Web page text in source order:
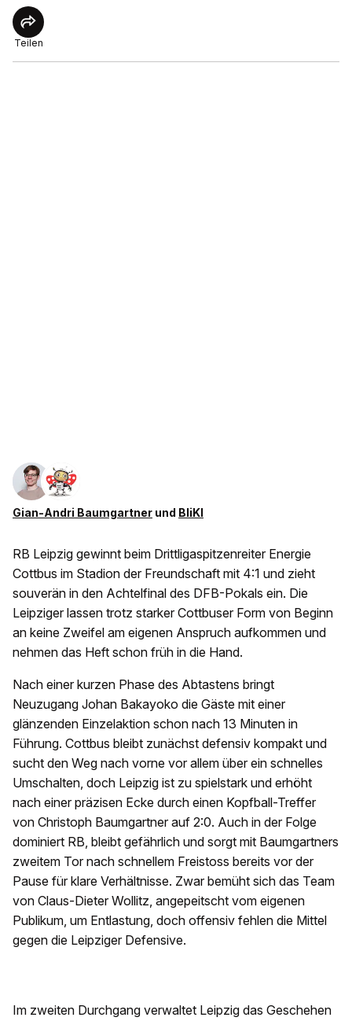
Teilen
Gian-Andri Baumgartner und BliKI
RB Leipzig gewinnt beim Drittligaspitzenreiter Energie
Cottbus im Stadion der Freundschaft mit 4:1 und zieht
souverän in den Achtelfinal des DFB-Pokals ein. Die
Leipziger lassen trotz starker Cottbuser Form von Beginn
an keine Zweifel am eigenen Anspruch aufkommen und
nehmen das Heft schon früh in die Hand.
Nach einer kurzen Phase des Abtastens bringt
Neuzugang Johan Bakayoko die Gäste mit einer
glänzenden Einzelaktion schon nach 13 Minuten in
Führung. Cottbus bleibt zunächst defensiv kompakt und
sucht den Weg nach vorne vor allem über ein schnelles
Umschalten, doch Leipzig ist zu spielstark und erhöht
nach einer präzisen Ecke durch einen Kopfball-Treffer
von Christoph Baumgartner auf 2:0. Auch in der Folge
dominiert RB, bleibt gefährlich und sorgt mit Baumgartners
zweitem Tor nach schnellem Freistoss bereits vor der
Pause für klare Verhältnisse. Zwar bemüht sich das Team
von Claus-Dieter Wollitz, angepeitscht vom eigenen
Publikum, um Entlastung, doch offensiv fehlen die Mittel
gegen die Leipziger Defensive.
Im zweiten Durchgang verwaltet Leipzig das Geschehen